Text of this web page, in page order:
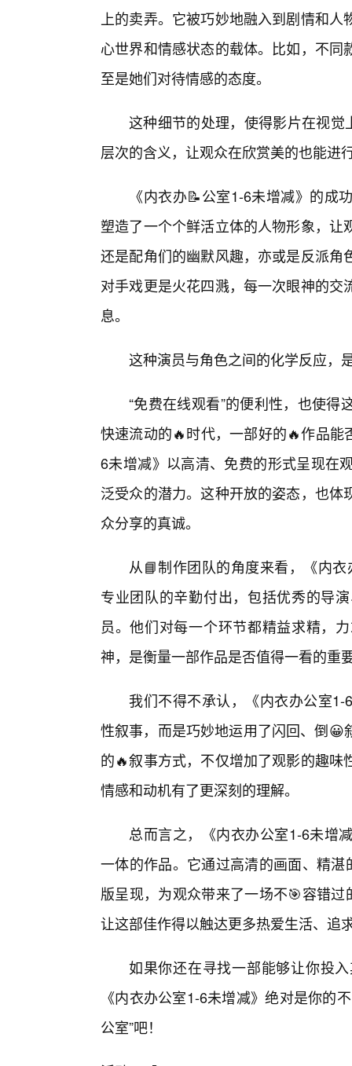
上的卖弄。它被巧妙地融入到剧情和
心世界和情感状态的载体。比如，不
至是她们对待情感的态度。
这种细节的处理，使得影片在视觉
层次的含义，让观众在欣赏美的也能进
《内衣办📝公室1-6未增减》的成
塑造了一个个鲜活立体的人物形象，
还是配角们的幽默风趣，亦或是反派
对手戏更是火花四溅，每一次眼神的
息。
这种演员与角色之间的化学反应，
“免费在线观看”的便利性，也使
快速流动的🔥时代，一部好的🔥作品
6未增减》以高清、免费的形式呈现在
泛受众的潜力。这种开放的姿态，也
众分享的真诚。
从📘制作团队的角度来看，《内
专业团队的辛勤付出，包括优秀的导
员。他们对每一个环节都精益求精，
神，是衡量一部作品是否值得一看的重
我们不得不承认，《内衣办公室
性叙事，而是巧妙地运用了闪回、倒
的🔥叙事方式，不仅增加了观影的趣
情感和动机有了更深刻的理解。
总而言之，《内衣办公室1-6未增
一体的作品。它通过高清的画面、精
版呈现，为观众带来了一场不🎯容错
让这部佳作得以触达更多热爱生活、追
如果你还在寻找一部能够让你投
《内衣办公室1-6未增减》绝对是你的
公室”吧！